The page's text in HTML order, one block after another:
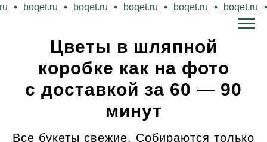
boqet.ru boqet.ru boqet.ru boqet.ru boqet.ru
Цветы в шляпной
коробке как на фото
с доставкой за 60 — 90
минут
Все букеты свежие. Собираются только